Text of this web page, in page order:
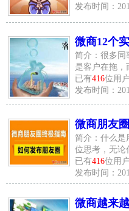
发布时间：
微商12个
简介：很多同
是客户在拖
已有416位用
发布时间：
微商朋友
简介：什么是
位思考，无论
已有416位用
发布时间：
微商越来